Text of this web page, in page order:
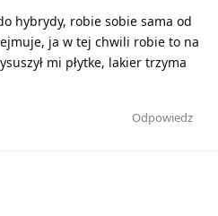
hybrydy, robie sobie sama od
ja w tej chwili robie to na
mi płytke, lakier trzyma
Odpowiedz